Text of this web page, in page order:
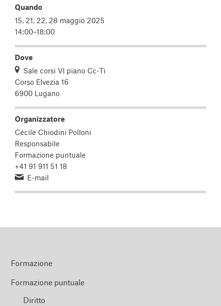
Quando
15, 21, 22, 28 maggio 2025
14:00–18:00
Dove
Sale corsi VI piano Cc-Ti
Corso Elvezia 16
6900 Lugano
Organizzatore
Cécile Chiodini Polloni
Responsabile
Formazione puntuale
+41 91 911 51 18
E-mail
Formazione
Formazione puntuale
Diritto